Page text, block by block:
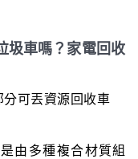
圾車嗎？家電回收
可丟資源回收車
由多種複合材質組